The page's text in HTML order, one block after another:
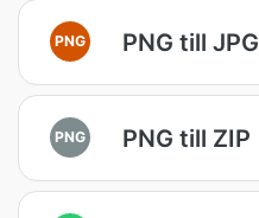
PNG PNG till JPG
PNG PNG till ZIP